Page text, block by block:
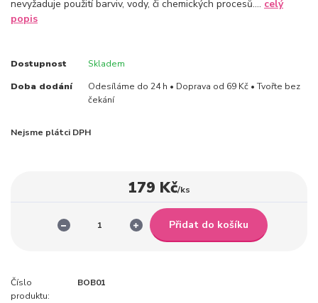
nevyžaduje použití barviv, vody, či chemických procesů.... celý
popis
Dostupnost Skladem
Doba dodání
Odesíláme do 24 h • Doprava od 69 Kč • Tvořte bez
čekání
Nejsme plátci DPH
179 Kč/ks
Přidat do košíku
Číslo
produktu:
BOB01